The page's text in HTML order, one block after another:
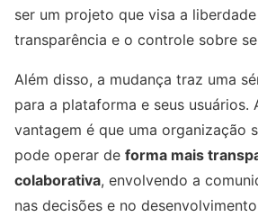
ser um projeto que visa a
transparência e o controle sobre
Além disso, a mudança traz uma
para a plataforma e seus usuários.
vantagem é que uma organização
pode operar de forma mais
colaborativa, envolvendo a
nas decisões e no